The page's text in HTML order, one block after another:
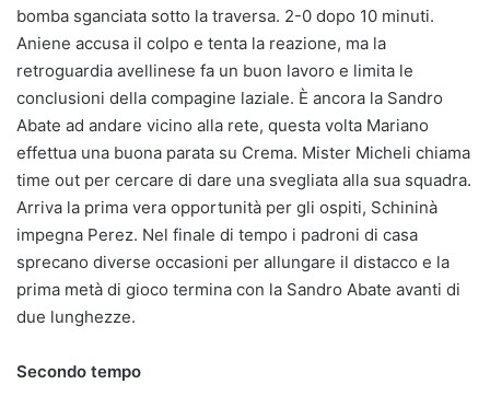
bomba sganciata sotto la traversa. 2-0 dopo 10 minuti.
Aniene accusa il colpo e tenta la reazione, ma la
retroguardia avellinese fa un buon lavoro e limita le
conclusioni della compagine laziale. È ancora la Sandro
Abate ad andare vicino alla rete, questa volta Mariano
effettua una buona parata su Crema. Mister Micheli chiama
time out per cercare di dare una svegliata alla sua squadra.
Arriva la prima vera opportunità per gli ospiti, Schininà
impegna Perez. Nel finale di tempo i padroni di casa
sprecano diverse occasioni per allungare il distacco e la
prima metà di gioco termina con la Sandro Abate avanti di
due lunghezze.
Secondo tempo